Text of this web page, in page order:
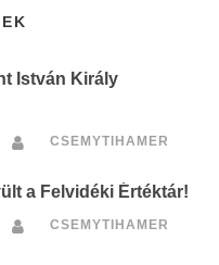
István Király
CSEMYTIHAMER
a Felvidéki Értéktár!
CSEMYTIHAMER